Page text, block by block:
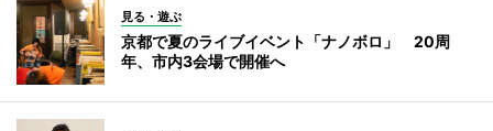
見る・遊ぶ
京都で夏のライブイベント「ナノボロ」 20周
年、市内3会場で開催へ